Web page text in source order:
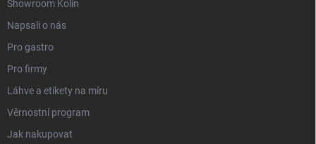
Showroom Kolín
Napsali o nás
Pro gastro
Pro firmy
Láhve a etikety na míru
Věrnostní program
Jak nakupovat